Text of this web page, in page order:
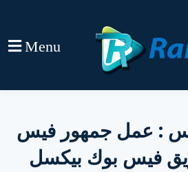
Menu
: عمل جمهور فيس
فيس بوك بيكسل